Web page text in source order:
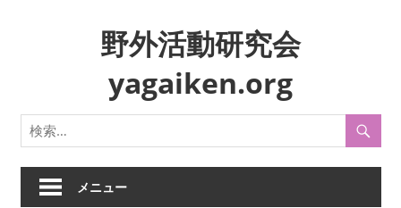
野外活動研究会
yagaiken.org
身
近
生
活
メニュー